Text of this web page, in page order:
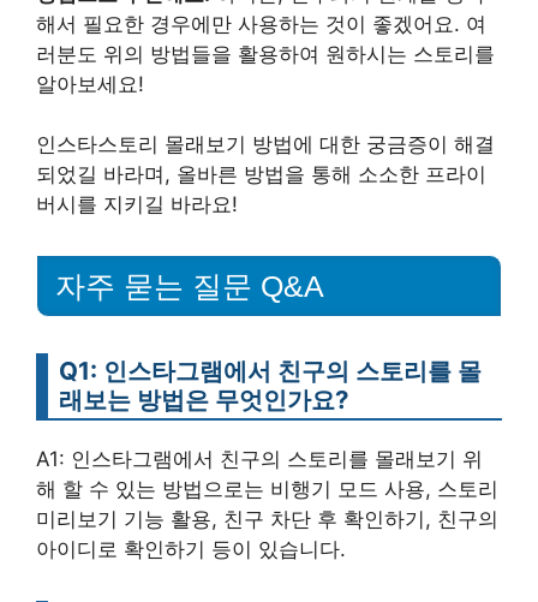
해서 필요한 경우에만 사용하는 것이 좋겠어요. 여
러분도 위의 방법들을 활용하여 원하시는 스토리를
알아보세요!
인스타스토리 몰래보기 방법에 대한 궁금증이 해결
되었길 바라며, 올바른 방법을 통해 소소한 프라이
버시를 지키길 바라요!
자주 묻는 질문 Q&A
Q1: 인스타그램에서 친구의 스토리를 몰
래보는 방법은 무엇인가요?
A1: 인스타그램에서 친구의 스토리를 몰래보기 위
해 할 수 있는 방법으로는 비행기 모드 사용, 스토리
미리보기 기능 활용, 친구 차단 후 확인하기, 친구의
아이디로 확인하기 등이 있습니다.